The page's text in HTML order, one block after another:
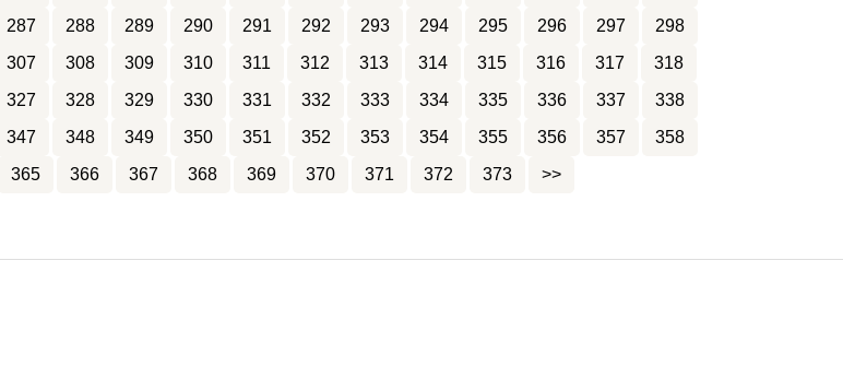
287 288 289 290 291 292 293 294 295 296 297
298
307 308 309 310 311 312 313 314 315 316 317
318
327 328 329 330 331 332 333 334 335 336 337
338
347 348 349 350 351 352 353 354 355 356 357
358
365 366 367 368 369 370 371 372 373 >>